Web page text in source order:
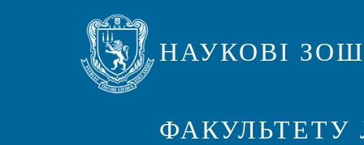
НАУКОВІ
ФАКУЛЬТЕТУ